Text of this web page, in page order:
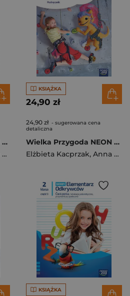
Wielka Przygoda NEON klasa 3 część 1 zeszyt ćwiczeń zintegrowanych EDYCJA 2025
,Ogrodowczyk
KSIĄŻKA
24,90 zł
24,90 zł - sugerowana cena
detaliczna
Wielka Przygoda NEON klasa 3 część 2 podręcznik zintegrowany EDYCJA 2025-2027
Elżbieta Kacprzak, Anna Ładzińska
KSIĄŻKA